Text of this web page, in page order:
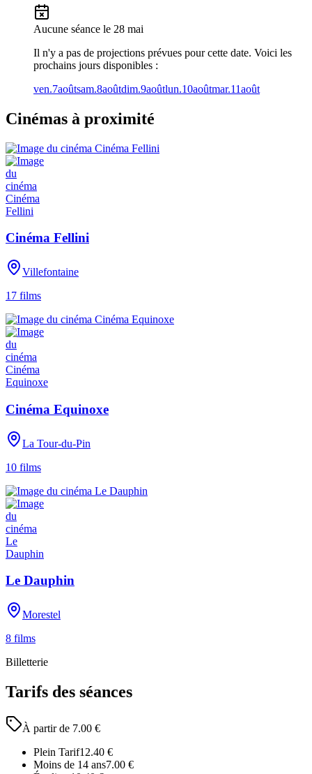
Aucune séance le 28 mai
Il n'y a pas de projections prévues pour cette date. Voici les
prochains jours disponibles :
ven.7aoûtsam.8aoûtdim.9aoûtlun.10aoûtmar.11août
Cinémas à proximité
Cinéma Fellini
Villefontaine
17 films
Cinéma Equinoxe
La Tour-du-Pin
10 films
Le Dauphin
Morestel
8 films
Billetterie
Tarifs des séances
À partir de 7.00 €
Plein Tarif12.40 €
Moins de 14 ans7.00 €